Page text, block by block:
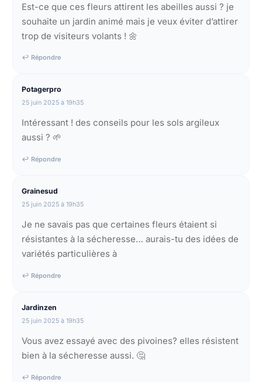
Est-ce que ces fleurs attirent les abeilles aussi ? je
souhaite un jardin animé mais je veux éviter d’attirer
trop de visiteurs volants ! 🌼
↩ Répondre
Potagerpro
25 juin 2025 à 19h35
Intéressant ! des conseils pour les sols argileux
aussi ? 🌱
↩ Répondre
Grainesud
25 juin 2025 à 19h35
Je ne savais pas que certaines fleurs étaient si
résistantes à la sécheresse… aurais-tu des idées de
variétés particulières à
↩ Répondre
Jardinzen
25 juin 2025 à 19h35
Vous avez essayé avec des pivoines? elles résistent
bien à la sécheresse aussi. 🤔
↩ Répondre